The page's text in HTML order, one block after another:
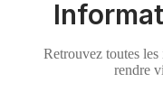
Retrouvez toutes
rendre